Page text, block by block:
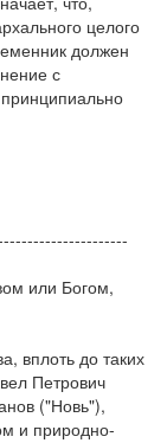
целого
должен
с
или Богом,
вплоть до таких
Петрович
("Новь"),
и природно-